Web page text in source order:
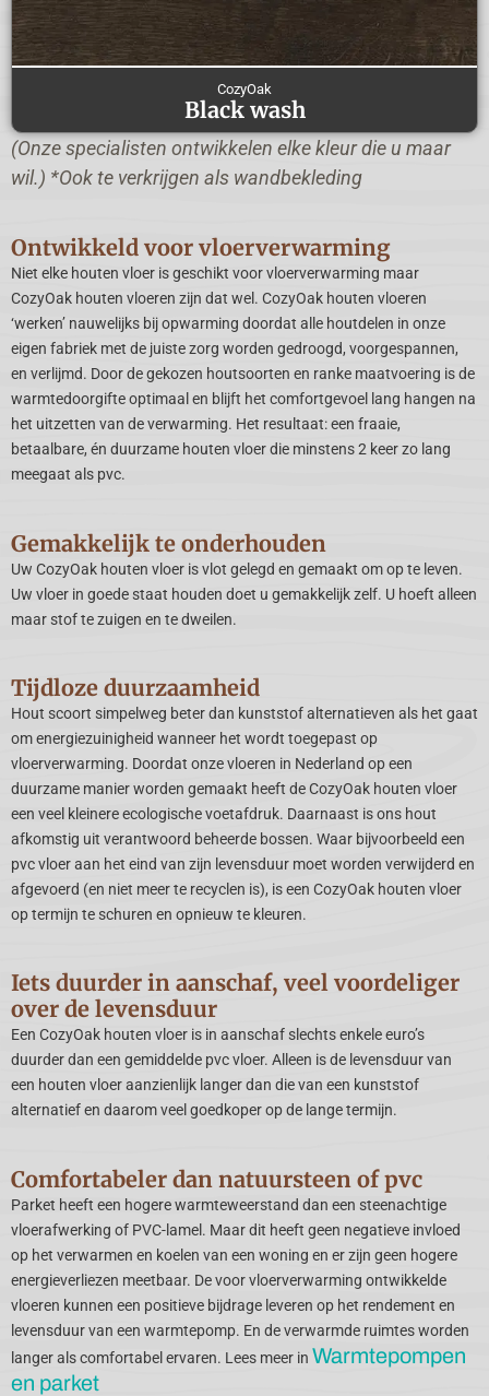
CozyOak
Black wash
(Onze specialisten ontwikkelen elke kleur die u maar
wil.) *Ook te verkrijgen als wandbekleding
Ontwikkeld voor vloerverwarming
Niet elke houten vloer is geschikt voor vloerverwarming maar
CozyOak houten vloeren zijn dat wel. CozyOak houten vloeren
‘werken’ nauwelijks bij opwarming doordat alle houtdelen in onze
eigen fabriek met de juiste zorg worden gedroogd, voorgespannen,
en verlijmd. Door de gekozen houtsoorten en ranke maatvoering is de
warmtedoorgifte optimaal en blijft het comfortgevoel lang hangen na
het uitzetten van de verwarming. Het resultaat: een fraaie,
betaalbare, én duurzame houten vloer die minstens 2 keer zo lang
meegaat als pvc.
Gemakkelijk te onderhouden
Uw CozyOak houten vloer is vlot gelegd en gemaakt om op te leven.
Uw vloer in goede staat houden doet u gemakkelijk zelf. U hoeft alleen
maar stof te zuigen en te dweilen.
Tijdloze duurzaamheid
Hout scoort simpelweg beter dan kunststof alternatieven als het gaat
om energiezuinigheid wanneer het wordt toegepast op
vloerverwarming. Doordat onze vloeren in Nederland op een
duurzame manier worden gemaakt heeft de CozyOak houten vloer
een veel kleinere ecologische voetafdruk. Daarnaast is ons hout
afkomstig uit verantwoord beheerde bossen. Waar bijvoorbeeld een
pvc vloer aan het eind van zijn levensduur moet worden verwijderd en
afgevoerd (en niet meer te recyclen is), is een CozyOak houten vloer
op termijn te schuren en opnieuw te kleuren.
Iets duurder in aanschaf, veel voordeliger
over de levensduur
Een CozyOak houten vloer is in aanschaf slechts enkele euro’s
duurder dan een gemiddelde pvc vloer. Alleen is de levensduur van
een houten vloer aanzienlijk langer dan die van een kunststof
alternatief en daarom veel goedkoper op de lange termijn.
Comfortabeler dan natuursteen of pvc
Parket heeft een hogere warmteweerstand dan een steenachtige
vloerafwerking of PVC-lamel. Maar dit heeft geen negatieve invloed
op het verwarmen en koelen van een woning en er zijn geen hogere
energieverliezen meetbaar. De voor vloerverwarming ontwikkelde
vloeren kunnen een positieve bijdrage leveren op het rendement en
levensduur van een warmtepomp. En de verwarmde ruimtes worden
langer als comfortabel ervaren. Lees meer in Warmtepompen
en parket